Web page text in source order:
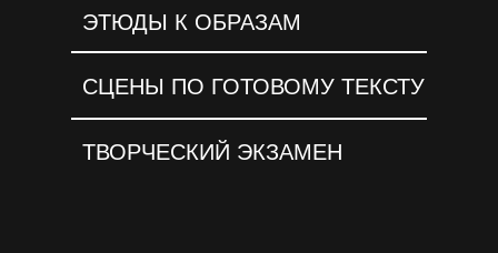
ЭТЮДЫ К ОБРАЗАМ
СЦЕНЫ ПО ГОТОВОМУ ТЕКСТУ
ТВОРЧЕСКИЙ ЭКЗАМЕН